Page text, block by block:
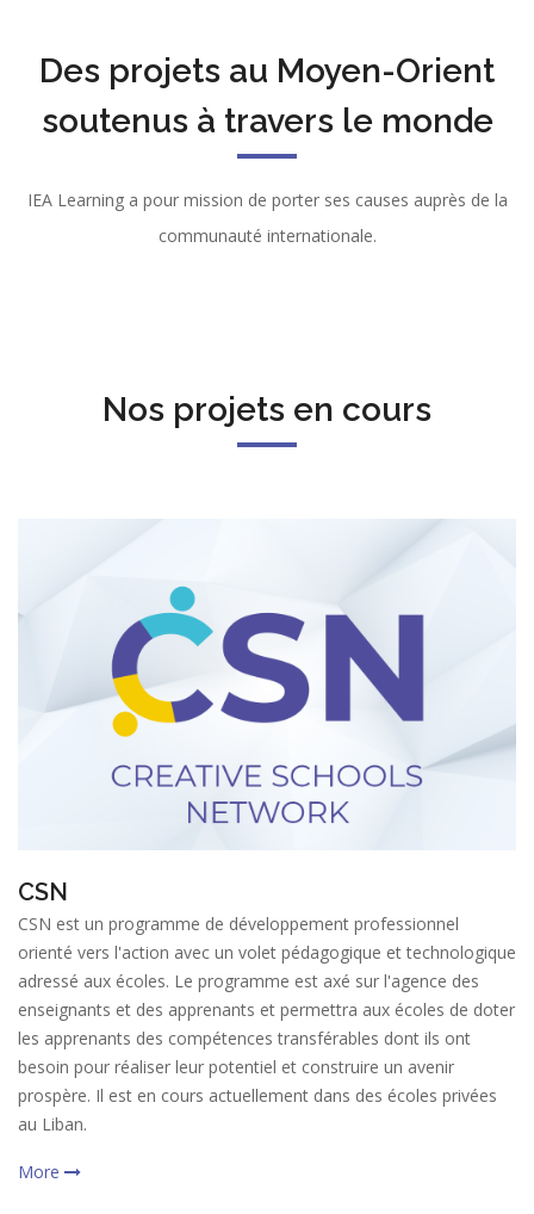
Des projets au Moyen-Orient
soutenus à travers le monde
IEA Learning a pour mission de porter ses causes auprès de la
communauté internationale.
Nos projets en cours
CSN
CSN est un programme de développement professionnel
orienté vers l'action avec un volet pédagogique et technologique
adressé aux écoles. Le programme est axé sur l'agence des
enseignants et des apprenants et permettra aux écoles de doter
les apprenants des compétences transférables dont ils ont
besoin pour réaliser leur potentiel et construire un avenir
prospère. Il est en cours actuellement dans des écoles privées
au Liban.
More